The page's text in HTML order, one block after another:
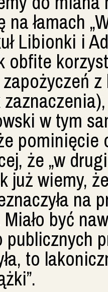
na łamach
Libionki i
obfite
w tym
że „w
już wiemy,
na
być
to